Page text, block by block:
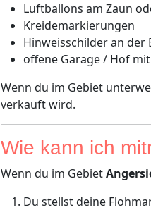
Luftballons am Zaun
Kreidemarkierungen
Hinweisschilder an der
offene Garage / Hof
Wenn du im Gebiet
verkauft wird.
Wie kann ich
Wenn du im Gebiet
Du stellst deine